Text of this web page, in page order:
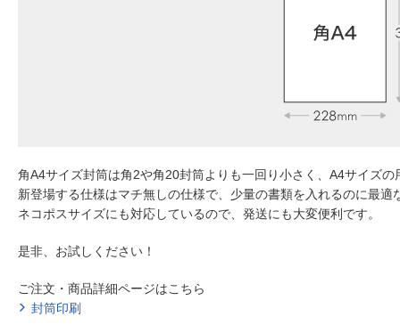
角A4サイズ封筒は角2や角20封筒よりも一回り小さく、A4サイズ
新登場する仕様はマチ無しの仕様で、少量の書類を入れるのに最適
ネコポスサイズにも対応しているので、発送にも大変便利です。
是非、お試しください！
ご注文・商品詳細ページはこちら
封筒印刷